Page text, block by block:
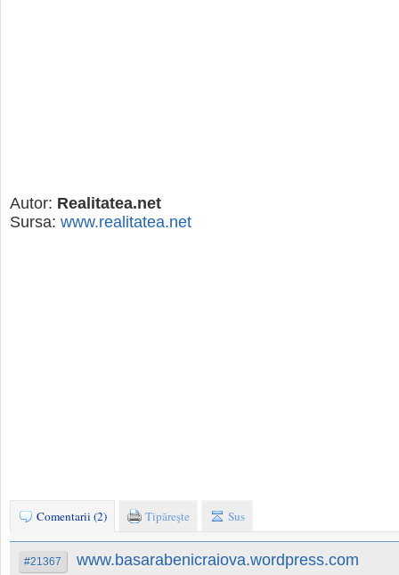
Autor: Realitatea.net
Sursa: www.realitatea.net
Comentarii (2) Tipăreşte Sus
#21367
www.basarabenicraiova.wordpress.com